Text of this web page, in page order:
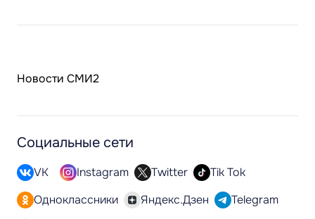
Новости СМИ2
Социальные сети
VK Instagram Twitter
Tik Tok
Одноклассники
Яндекс.Дзен
Telegram